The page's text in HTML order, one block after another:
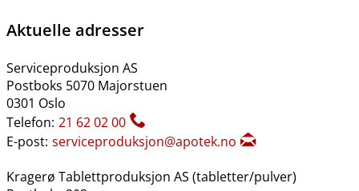
Aktuelle adresser
Serviceproduksjon AS
Postboks 5070 Majorstuen
0301 Oslo
Telefon: 21 62 02 00
E-post: serviceproduksjon@apotek.no
Kragerø Tablettproduksjon AS (tabletter​/​pulver)